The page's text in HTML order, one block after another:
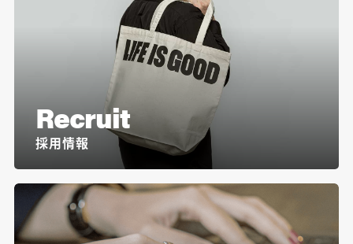
Recruit
採用情報